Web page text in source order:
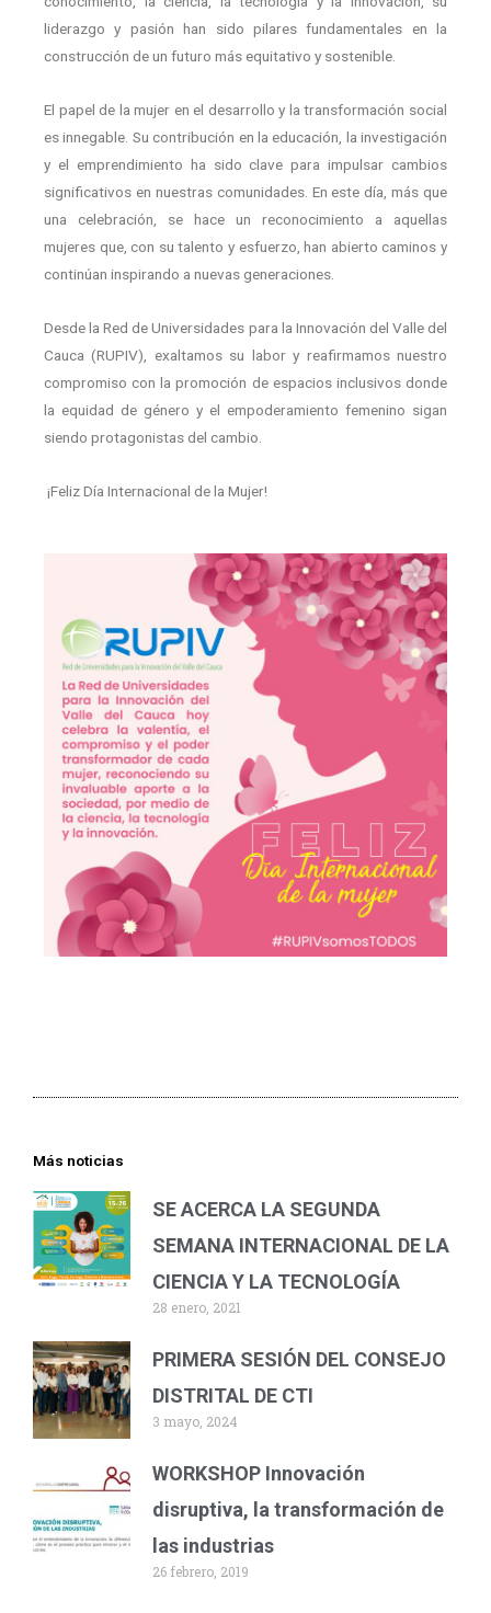
liderazgo y pasión han sido pilares fundamentales en la
construcción de un futuro más equitativo y sostenible.
El papel de la mujer en el desarrollo y la transformación social
es innegable. Su contribución en la educación, la investigación
y el emprendimiento ha sido clave para impulsar cambios
significativos en nuestras comunidades. En este día, más que
una celebración, se hace un reconocimiento a aquellas
mujeres que, con su talento y esfuerzo, han abierto caminos y
continúan inspirando a nuevas generaciones.
Desde la Red de Universidades para la Innovación del Valle del
Cauca (RUPIV), exaltamos su labor y reafirmamos nuestro
compromiso con la promoción de espacios inclusivos donde
la equidad de género y el empoderamiento femenino sigan
siendo protagonistas del cambio.
¡Feliz Día Internacional de la Mujer!
Más noticias
SE ACERCA LA SEGUNDA
SEMANA INTERNACIONAL DE LA
CIENCIA Y LA TECNOLOGÍA
28 enero, 2021
PRIMERA SESIÓN DEL CONSEJO
DISTRITAL DE CTI
3 mayo, 2024
WORKSHOP Innovación
disruptiva, la transformación de
las industrias
26 febrero, 2019